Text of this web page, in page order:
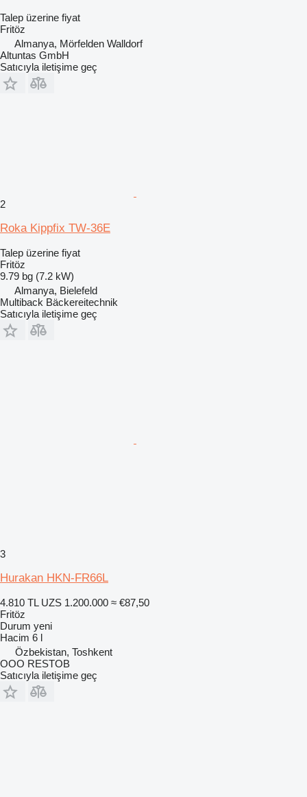
Talep üzerine fiyat
Fritöz
Almanya, Mörfelden Walldorf
Altuntas GmbH
Satıcıyla iletişime geç
2
Roka Kippfix TW-36E
Talep üzerine fiyat
Fritöz
9.79 bg (7.2 kW)
Almanya, Bielefeld
Multiback Bäckereitechnik
Satıcıyla iletişime geç
3
Hurakan HKN-FR66L
4.810 TL UZS 1.200.000 ≈ €87,50
Fritöz
Durum yeni
Hacim 6 l
Özbekistan, Toshkent
OOO RESTOB
Satıcıyla iletişime geç